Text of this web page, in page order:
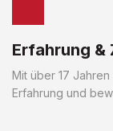
Erfahrung &
Mit über 17
Erfahrung und